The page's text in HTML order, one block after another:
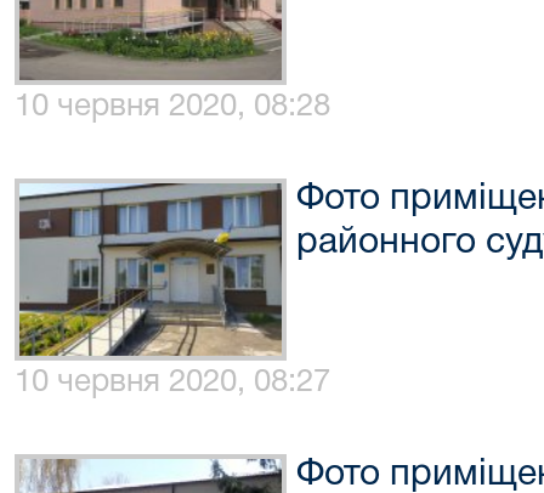
10 червня 2020, 08:28
Фото
районного
10 червня 2020, 08:27
Фото